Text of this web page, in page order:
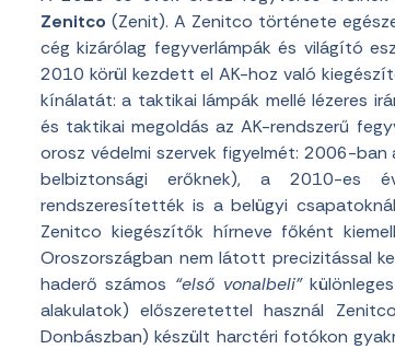
Zenitco (Zenit). A Zenitco története
cég kizárólag fegyverlámpák és világító
2010 körül kezdett el AK-hoz való
kínálatát: a taktikai lámpák mellé lézeres
és taktikai megoldás az AK-rendszerű
orosz védelmi szervek figyelmét: 2006-
belbiztonsági erőknek), a 2010-es
rendszeresítették is a belügyi
Zenitco kiegészítők hírneve főként
Oroszországban nem látott precizitással
haderő számos “első vonalbeli”
alakulatok) előszeretettel használ
Donbászban) készült harctéri fotókon